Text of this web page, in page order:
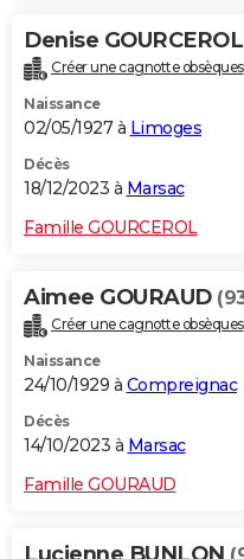
Denise GOURCEROL
Créer une cagnotte obsèques
Naissance
02/05/1927 à Limoges
Décès
18/12/2023 à Marsac
Famille GOURCEROL
Aimee GOURAUD
Créer une cagnotte obsèques
Naissance
24/10/1929 à Compreignac
Décès
14/10/2023 à Marsac
Famille GOURAUD